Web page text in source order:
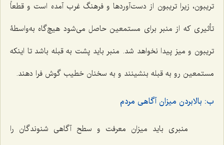
تریبون، زیرا تریبون از دست‌آوردها و فرهنگ غرب آمده است و قطعاً
تأثیری که از منبر برای مستمعین حاصل می‌شود هیچ‌گاه به‌واسطۀ
تریبون و میز پیدا نخواهد شد. منبر باید پشت به قبله باشد تا اینکه
مستمعین رو به قبله بنشینند و به سخنان خطیب گوش فرا دهند.
ب: بالابردن میزان آگاهی مردم
منبری باید میزان معرفت و سطح آگاهی شنوندگان را